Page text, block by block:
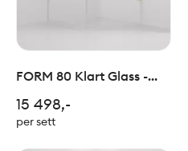
FORM 80 Klart Glass -
15 498,-
per sett